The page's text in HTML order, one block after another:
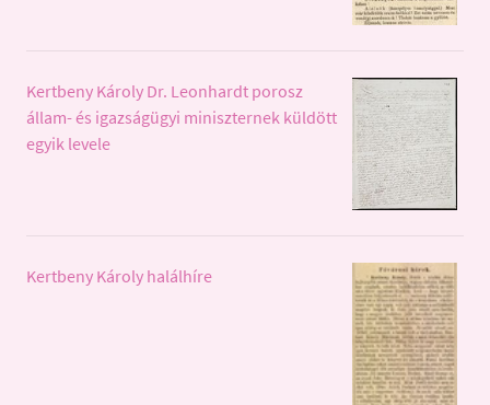
Kertbeny Károly Dr. Leonhardt porosz
állam- és igazságügyi miniszternek küldött
egyik levele
Kertbeny Károly halálhíre